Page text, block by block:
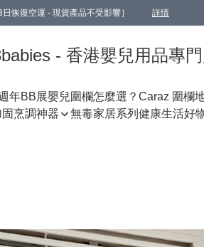
恢復空運 - 現貨產品不受影響］ 詳情
- 香港嬰兒用品專
年BB展嬰兒圍欄怎麼選？ Caraz 圍欄
固烹調神器 無毒家居系列 健康生活好